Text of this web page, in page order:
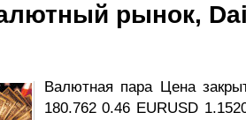
рынок,
Валютная пара Цена
180.762 0.46 EURUSD